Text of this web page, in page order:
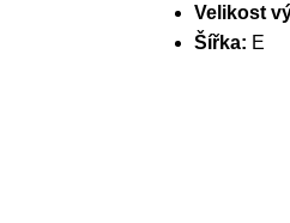
Velikost
Šířka: E